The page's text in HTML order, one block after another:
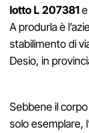
lotto L 207381
A produrla è
stabilimento di
Desio, in
Sebbene il
solo esemplare,